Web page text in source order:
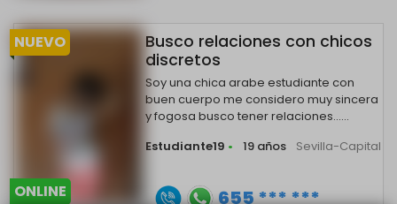
NUEVO
ONLINE
Busco relaciones con chicos
discretos
Soy una chica arabe estudiante con
buen cuerpo me considero muy sincera
y fogosa busco tener relaciones......
Estudiante19 • 19 años Sevilla-Capital
655 *** ***